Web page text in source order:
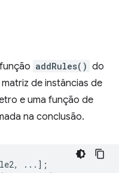
addRules() do
de instâncias de
e uma função de
na conclusão.
,
...];